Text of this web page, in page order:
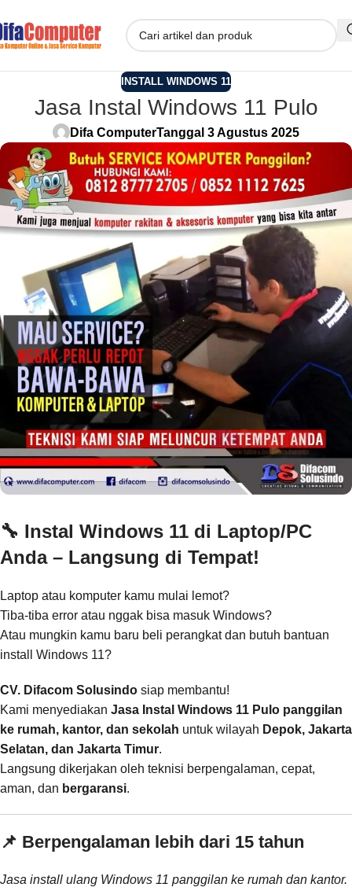
INSTALL WINDOWS 11
Jasa Instal Windows 11 Pulo
Difa ComputerTanggal 3 Agustus 2025
🔧 Instal Windows 11 di Laptop/PC
Anda – Langsung di Tempat!
Laptop atau komputer kamu mulai lemot?
Tiba-tiba error atau nggak bisa masuk Windows?
Atau mungkin kamu baru beli perangkat dan butuh bantuan
install Windows 11?
CV. Difacom Solusindo siap membantu!
Kami menyediakan Jasa Instal Windows 11 Pulo panggilan
ke rumah, kantor, dan sekolah untuk wilayah Depok, Jakarta
Selatan, dan Jakarta Timur.
Langsung dikerjakan oleh teknisi berpengalaman, cepat,
aman, dan bergaransi.
📌 Berpengalaman lebih dari 15 tahun
Jasa install ulang Windows 11 panggilan ke rumah dan kantor.